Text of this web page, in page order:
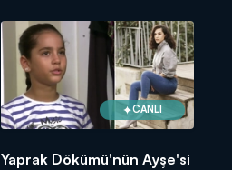
CANLI
Yaprak Dökümü'nün Ayşe'si